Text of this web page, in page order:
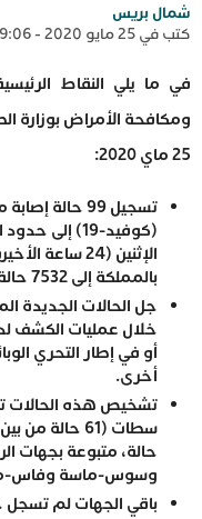
شمال بريس
كتب في 25 مايو 2020 - 9:06 م
في ما يلي النقاط
ومكافحة الأمراض بوزارة
25 ماي 2020:
تسجيل 99
(كوفيد-19)
الإثنين (24
بالمملكة إلى 7532 حالة.
خلال عمليات الكشف
أو في إطار التحري
أخرى.
تشخيص هذه الحالات
حالة، متبوعة بجهات
وسوس-ماسة وفاس-
باقي الجهات لم تسجل حالات